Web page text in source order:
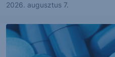
2026. augusztus 7.